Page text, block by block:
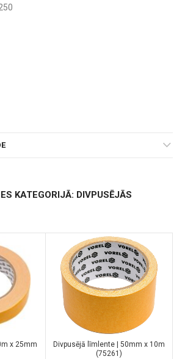
KATEGORIJĀ: DIVPUSĒJĀS
x 25mm
Divpusējā līmlente | 50mm x 10m
(75261)